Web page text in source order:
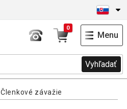
Vyhľadať
0
Menu
Členkové závažie